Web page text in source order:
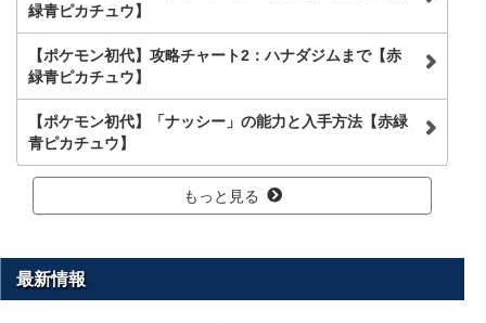
緑青ピカチュウ】
【ポケモン初代】攻略チャート2：ハナダジムまで【赤
緑青ピカチュウ】
【ポケモン初代】「ナッシー」の能力と入手方法【赤緑
青ピカチュウ】
もっと見る
最新情報